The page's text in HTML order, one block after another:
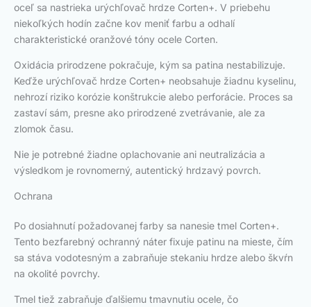
oceľ sa nastrieka urýchľovač hrdze Corten+. V priebehu
niekoľkých hodín začne kov meniť farbu a odhalí
charakteristické oranžové tóny ocele Corten.
Oxidácia prirodzene pokračuje, kým sa patina nestabilizuje.
Keďže urýchľovač hrdze Corten+ neobsahuje žiadnu kyselinu,
nehrozí riziko korózie konštrukcie alebo perforácie. Proces sa
zastaví sám, presne ako prirodzené zvetrávanie, ale za
zlomok času.
Nie je potrebné žiadne oplachovanie ani neutralizácia a
výsledkom je rovnomerný, autentický hrdzavý povrch.
Ochrana
Po dosiahnutí požadovanej farby sa nanesie tmel Corten+.
Tento bezfarebný ochranný náter fixuje patinu na mieste, čím
sa stáva vodotesným a zabraňuje stekaniu hrdze alebo škvŕn
na okolité povrchy.
Tmel tiež zabraňuje ďalšiemu tmavnutiu ocele, čo